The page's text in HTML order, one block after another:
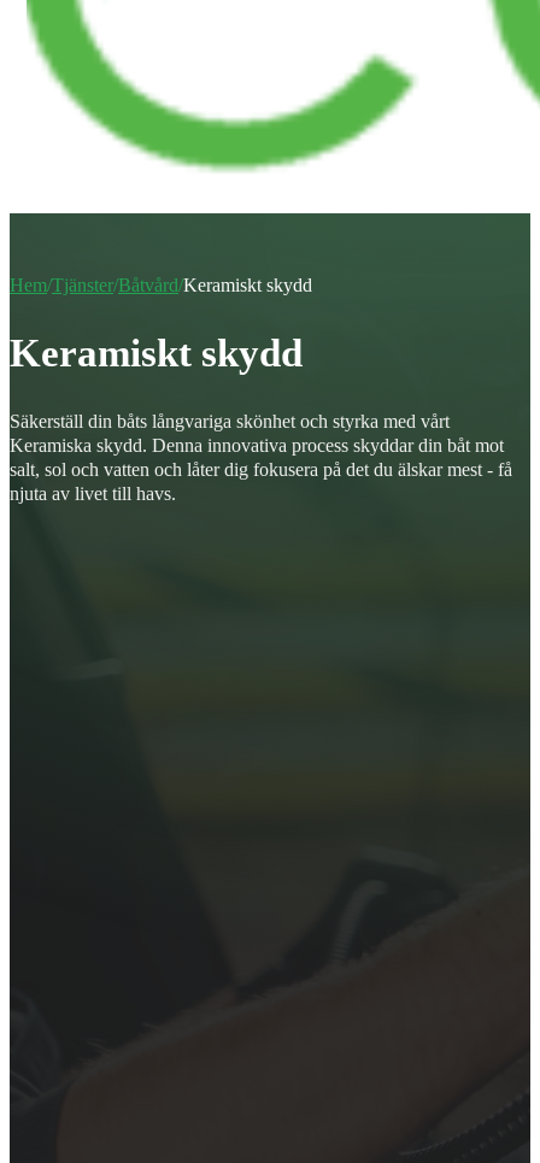
Hem/Tjänster/Båtvård/Keramiskt skydd
Keramiskt skydd
Säkerställ din båts långvariga skönhet och styrka med vårt
Keramiska skydd. Denna innovativa process skyddar din båt mot
salt, sol och vatten och låter dig fokusera på det du älskar mest - få
njuta av livet till havs.